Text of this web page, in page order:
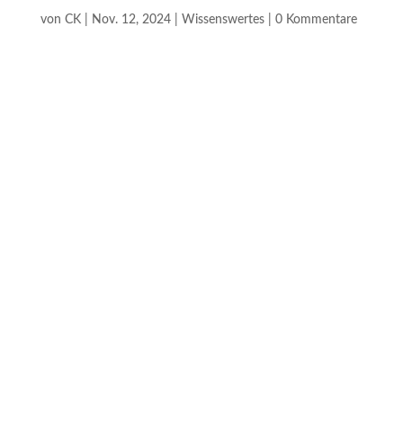
von CK| Nov. 12, 2024| Wissenswertes| 0 Kommentare